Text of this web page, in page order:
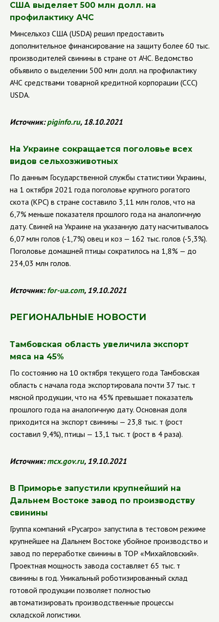
США выделяет 500 млн долл. на
профилактику АЧС
Минсельхоз США (USDA) решил предоставить
дополнительное финансирование на защиту более 60 тыс.
производителей свинины в стране от АЧС. Ведомство
объявило о выделении 500 млн долл. на профилактику
АЧС средствами товарной кредитной корпорации (CCC)
USDA.
Источник:piginfo.ru, 18.10.2021
На Украине сокращается поголовье всех
видов сельхозживотных
По данным Государственной службы статистики Украины,
на 1 октября 2021 года поголовье крупного рогатого
скота (КРС) в стране составило 3,11 млн голов, что на
6,7% меньше показателя прошлого года на аналогичную
дату. Свиней на Украине на указанную дату насчитывалось
6,07 млн голов (-1,7%) овец и коз — 162 тыс. голов (-5,3%).
Поголовье домашней птицы сократилось на 1,8% — до
234,03 млн голов.
Источник:for-ua.com, 19.10.2021
РЕГИОНАЛЬНЫЕ НОВОСТИ
Тамбовская область увеличила экспорт
мяса на 45%
По состоянию на 10 октября текущего года Тамбовская
область с начала года экспортировала почти 37 тыс. т
мясной продукции, что на 45% превышает показатель
прошлого года на аналогичную дату. Основная доля
приходится на экспорт свинины — 23,8 тыс. т (рост
составил 9,4%), птицы — 13,1 тыс. т (рост в 4 раза).
Источник:mcx.gov.ru, 19.10.2021
В Приморье запустили крупнейший на
Дальнем Востоке завод по производству
свинины
Группа компаний «Русагро» запустила в тестовом режиме
крупнейшее на Дальнем Востоке убойное производство и
завод по переработке свинины в ТОР «Михайловский».
Проектная мощность завода составляет 65 тыс. т
свинины в год. Уникальный роботизированный склад
готовой продукции позволяет полностью
автоматизировать производственные процессы
складской логистики.